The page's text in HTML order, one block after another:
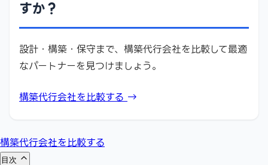
すか？
設計・構築・保守まで、構築代行会社を比較して最適
なパートナーを見つけましょう。
構築代行会社を比較する →
構築代行会社を比較する
目次